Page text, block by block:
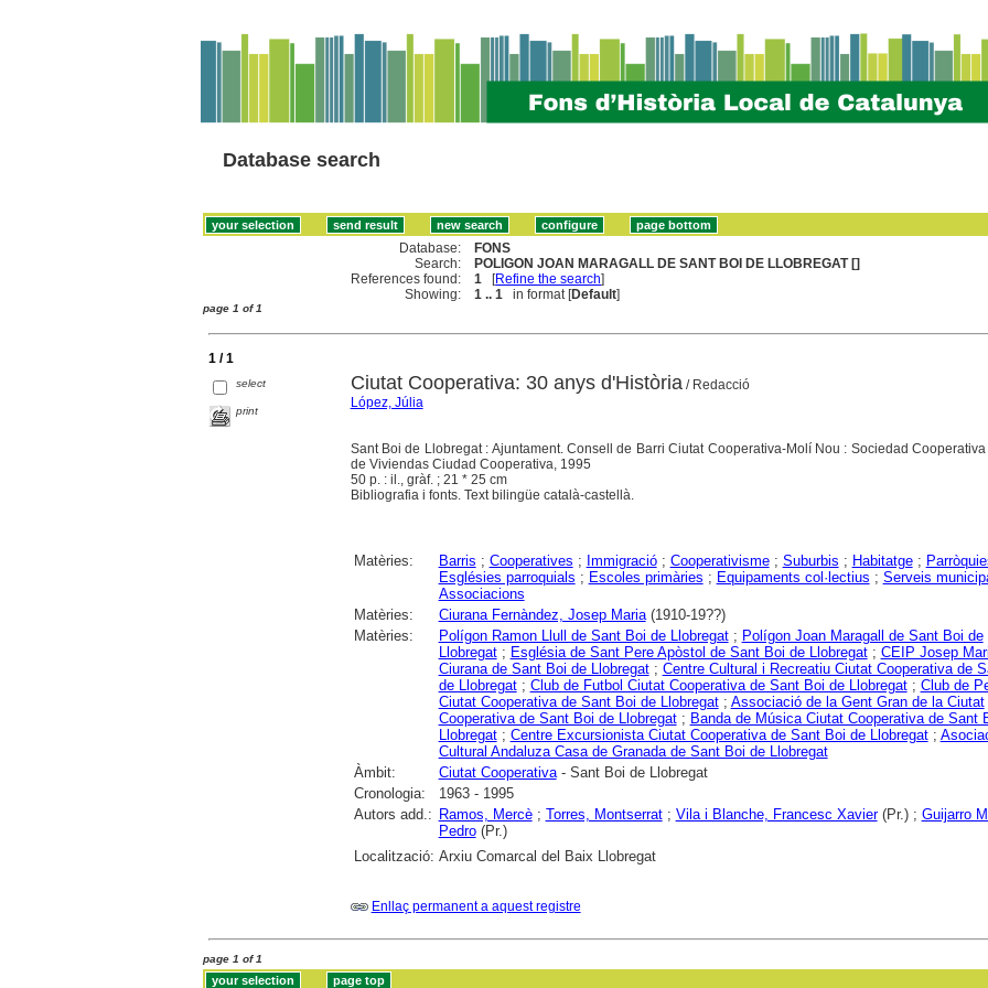
Database search
Database:
FONS
Search:
POLIGON JOAN MARAGALL DE SANT BOI DE LLOBREGAT []
References found:
1 [Refine the search]
Showing:
1 .. 1 in format [Default]
page 1 of 1
1 / 1
select
print
Ciutat Cooperativa: 30 anys d'Història/ Redacció
López, Júlia
Sant Boi de Llobregat : Ajuntament. Consell de Barri Ciutat Cooperativa-Molí Nou : Sociedad
de Viviendas Ciudad Cooperativa, 1995
50 p. : il., gràf. ; 21 * 25 cm
Bibliografia i fonts. Text bilingüe català-castellà.
Matèries: Barris ; Cooperatives ; Immigració; Cooperativisme; Suburbis ; Habitatge;
Esglésies parroquials ; Escoles primàries ; Equipaments col·lectius ; Serveis
Associacions
Matèries:
Ciurana Fernàndez, Josep Maria(1910-19??)
Matèries:
Polígon Ramon Llull de Sant Boi de Llobregat; Polígon Joan Maragall de Sant Boi de
Llobregat; Església de Sant Pere Apòstol de Sant Boi de Llobregat; CEIP Josep
Ciurana de Sant Boi de Llobregat; Centre Cultural i Recreatiu Ciutat Cooperativa de
de Llobregat; Club de Futbol Ciutat Cooperativa de Sant Boi de Llobregat; Club de
Ciutat Cooperativa de Sant Boi de Llobregat; Associació de la Gent Gran de la Ciutat
Cooperativa de Sant Boi de Llobregat; Banda de Música Ciutat Cooperativa de Sant
Llobregat; Centre Excursionista Ciutat Cooperativa de Sant Boi de Llobregat;
Cultural Andaluza Casa de Granada de Sant Boi de Llobregat
Àmbit:
Ciutat Cooperativa- Sant Boi de Llobregat
Cronologia:
1963 - 1995
Autors add.: Ramos, Mercè; Torres, Montserrat; Vila i Blanche, Francesc Xavier(Pr.) ; Guijarro
Pedro(Pr.)
Localització: Arxiu Comarcal del Baix Llobregat
Enllaç permanent a aquest registre
page 1 of 1